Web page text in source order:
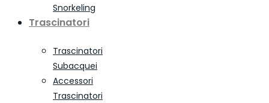
Snorkeling
Trascinatori
Trascinatori
Subacquei
Accessori
Trascinatori